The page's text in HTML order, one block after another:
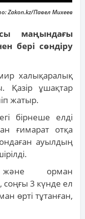
Zakon.kz/Павел Михеев
маңындағы
бері сөндіру
халықаралық
Қазір ұшақтар
жатыр.
бірнеше елді
ғимарат отқа
ауылдың
орман
соңғы 3 күнде ел
өрті тұтанған,